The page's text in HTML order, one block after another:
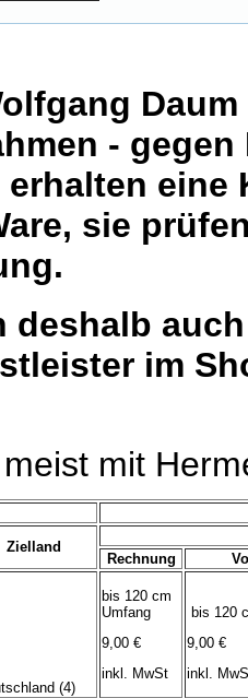
-
sie
deshalb
im
mit
Zielland
Rechnung
(4)
bis 120 cm
Umfang
9,00 €
inkl. MwSt
bis 120
9,00 €
inkl.